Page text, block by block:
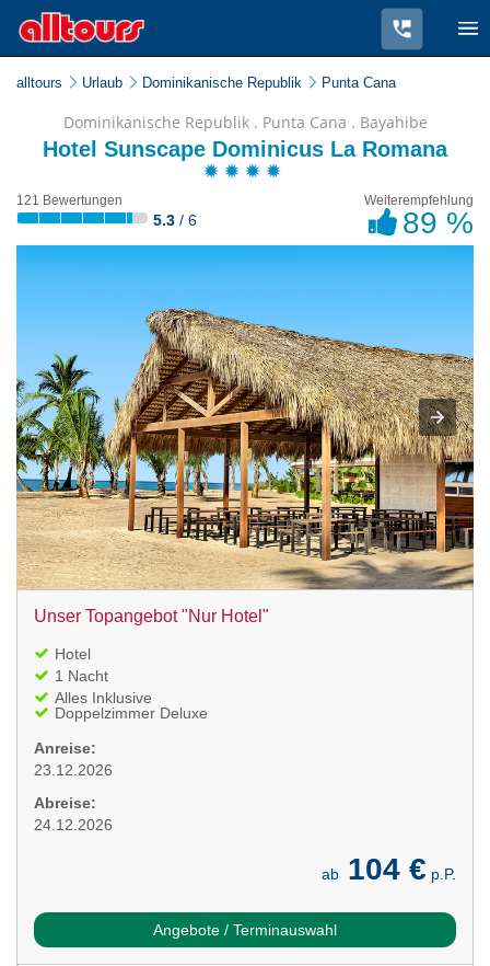
alltours Urlaub Dominikanische Republik Punta Cana
Dominikanische Republik . Punta Cana . Bayahibe
Hotel Sunscape Dominicus La Romana
121 Bewertungen
5.3 / 6
Weiterempfehlung
89 %
Unser Topangebot "Nur Hotel"
Hotel
1 Nacht
Alles Inklusive
Doppelzimmer Deluxe
Anreise:
23.12.2026
Abreise:
24.12.2026
ab 104 € p.P.
Angebote / Terminauswahl